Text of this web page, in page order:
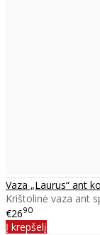
Vaza „Laurus“ ant
Krištolinė vaza ant
€2690
Į krepšelį